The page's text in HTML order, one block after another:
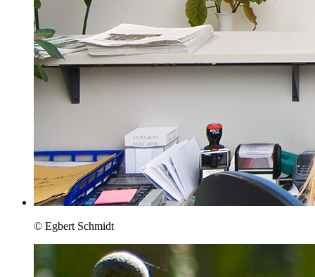
© Egbert Schmidt